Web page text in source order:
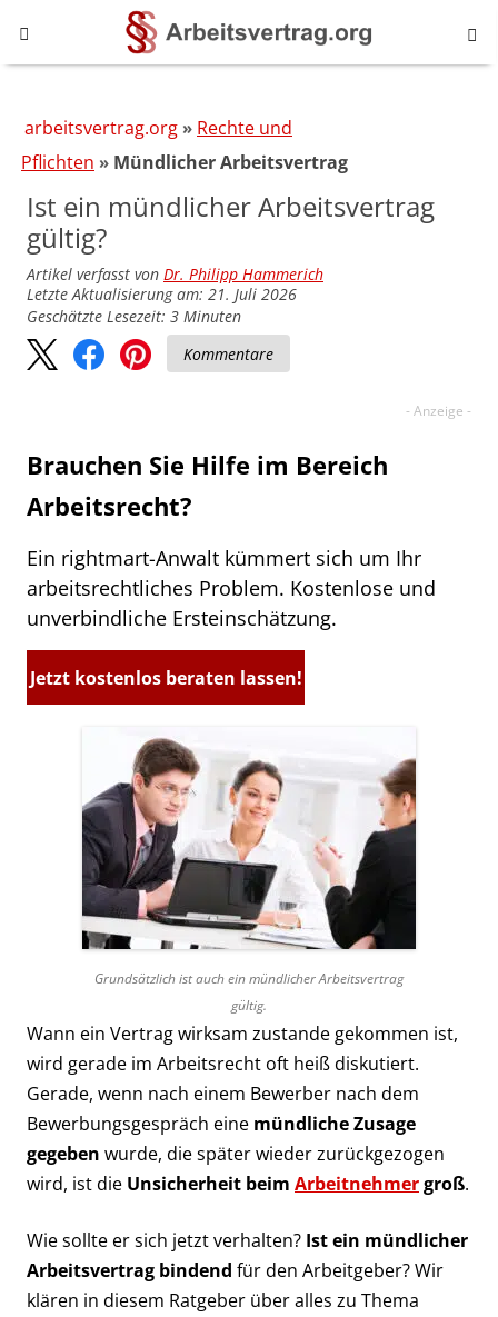
arbeitsvertrag.org
Rechte und
Pflichten
Mündlicher Arbeitsvertrag
Ist ein mündlicher Arbeitsvertrag
gültig?
Artikel verfasst von Dr. Philipp Hammerich
Letzte Aktualisierung am: 21. Juli 2026
Geschätzte Lesezeit: 3 Minuten
Kommentare
Brauchen Sie Hilfe im Bereich
Arbeitsrecht?
Ein rightmart-Anwalt kümmert sich um Ihr
arbeitsrechtliches Problem. Kostenlose und
unverbindliche Ersteinschätzung.
Jetzt kostenlos beraten lassen!
Grundsätzlich ist auch ein mündlicher Arbeitsvertrag
gültig.
Wann ein Vertrag wirksam zustande gekommen ist,
wird gerade im Arbeitsrecht oft heiß diskutiert.
Gerade, wenn nach einem Bewerber nach dem
Bewerbungsgespräch eine mündliche Zusage
gegeben wurde, die später wieder zurückgezogen
wird, ist die Unsicherheit beim Arbeitnehmergroß.
Wie sollte er sich jetzt verhalten? Ist ein mündlicher
Arbeitsvertrag bindend für den Arbeitgeber? Wir
klären in diesem Ratgeber über alles zu Thema